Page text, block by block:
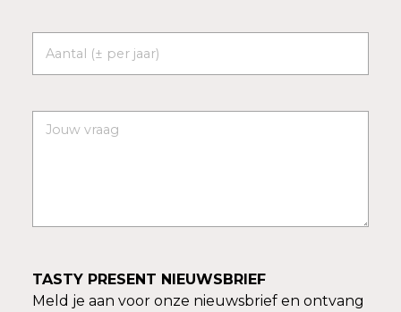
TASTY PRESENT NIEUWSBRIEF
Meld je aan voor onze nieuwsbrief en ontvang